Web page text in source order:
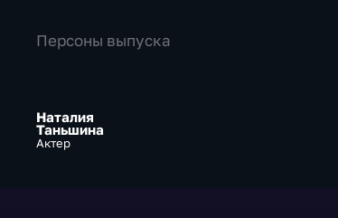
Персоны выпуска
Наталия
Таньшина
Актер